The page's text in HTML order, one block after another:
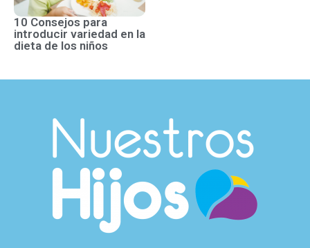
10 Consejos para
introducir variedad en la
dieta de los niños